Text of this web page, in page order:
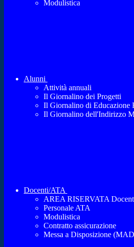
Modulistica
Alunni
Attività annuali
Il Giornalino dei Progetti
Il Giornalino di Educazione
Il Giornalino dell'Indirizzo
Docenti/ATA
AREA RISERVATA
Personale ATA
Modulistica
Contratto assicurazione
Messa a Disposizione